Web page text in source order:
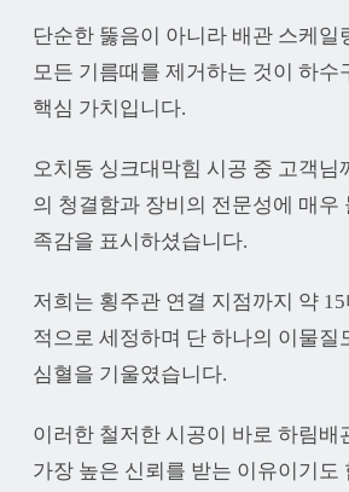
단순한 뚫음이 아니라 배관 스케일
모든 기름때를 제거하는 것이 하수
핵심 가치입니다.
오치동 싱크대막힘 시공 중 고객님
의 청결함과 장비의 전문성에 매우
족감을 표시하셨습니다.
저희는 횡주관 연결 지점까지 약
적으로 세정하며 단 하나의 이물질
심혈을 기울였습니다.
이러한 철저한 시공이 바로 하림배
가장 높은 신뢰를 받는 이유이기도